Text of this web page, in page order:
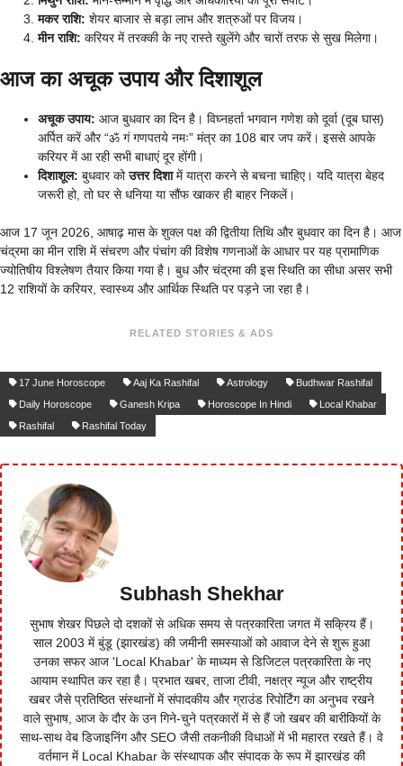
मकर राशि: शेयर बाजार से बड़ा लाभ और शत्रुओं पर विजय।
मीन राशि: करियर में तरक्की के नए रास्ते खुलेंगे और चारों तरफ से सुख मिलेगा।
आज का अचूक उपाय और दिशाशूल
अचूक उपाय: आज बुधवार का दिन है। विघ्नहर्ता भगवान गणेश को दूर्वा (दूब घास)
अर्पित करें और “ॐ गं गणपतये नमः” मंत्र का 108 बार जप करें। इससे आपके
करियर में आ रही सभी बाधाएं दूर होंगी।
दिशाशूल: बुधवार कोउत्तर दिशामें यात्रा करने से बचना चाहिए। यदि यात्रा बेहद
जरूरी हो, तो घर से धनिया या सौंफ खाकर ही बाहर निकलें।
आज 17 जून 2026, आषाढ़ मास के शुक्ल पक्ष की द्वितीया तिथि और बुधवार का दिन है। आज
चंद्रमा का मीन राशि में संचरण और पंचांग की विशेष गणनाओं के आधार पर यह प्रामाणिक
ज्योतिषीय विश्लेषण तैयार किया गया है। बुध और चंद्रमा की इस स्थिति का सीधा असर सभी
12 राशियों के करियर, स्वास्थ्य और आर्थिक स्थिति पर पड़ने जा रहा है।
RELATED STORIES & ADS
17 June Horoscope Aaj Ka Rashifal Astrology
Budhwar Rashifal
Daily Horoscope
Ganesh Kripa Horoscope In Hindi
Local Khabar
Rashifal
Rashifal Today
Subhash Shekhar
सुभाष शेखर पिछले दो दशकों से अधिक समय से पत्रकारिता जगत में सक्रिय हैं।
साल 2003 में बुंडू (झारखंड) की जमीनी समस्याओं को आवाज देने से शुरू हुआ
उनका सफर आज 'Local Khabar' के माध्यम से डिजिटल पत्रकारिता के नए
आयाम स्थापित कर रहा है। प्रभात खबर, ताजा टीवी, नक्षत्र न्यूज और राष्ट्रीय
खबर जैसे प्रतिष्ठित संस्थानों में संपादकीय और ग्राउंड रिपोर्टिंग का अनुभव रखने
वाले सुभाष, आज के दौर के उन गिने-चुने पत्रकारों में से हैं जो खबर की बारीकियों के
साथ-साथ वेब डिजाइनिंग और SEO जैसी तकनीकी विधाओं में भी महारत रखते हैं। वे
वर्तमान में Local Khabar के संस्थापक और संपादक के रूप में झारखंड की